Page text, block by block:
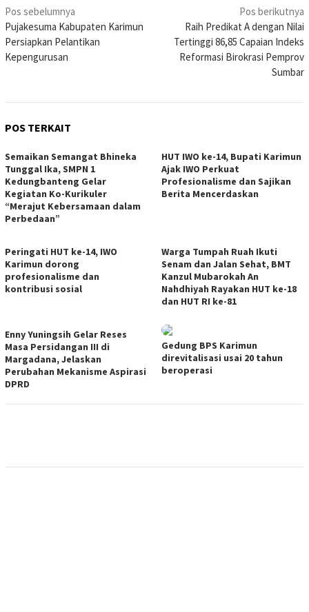
Navigasi
pos
Pos sebelumnya
Pujakesuma Kabupaten Karimun
Persiapkan Pelantikan
Kepengurusan
Pos berikutnya
Raih Predikat A dengan Nilai
Tertinggi 86,85 Capaian Indeks
Reformasi Birokrasi Pemprov
Sumbar
POS TERKAIT
Semaikan Semangat Bhineka
Tunggal Ika, SMPN 1
Kedungbanteng Gelar
Kegiatan Ko-Kurikuler
“Merajut Kebersamaan dalam
Perbedaan”
HUT IWO ke-14, Bupati Karimun
Ajak IWO Perkuat
Profesionalisme dan Sajikan
Berita Mencerdaskan
Peringati HUT ke-14, IWO
Karimun dorong
profesionalisme dan
kontribusi sosial
Warga Tumpah Ruah Ikuti
Senam dan Jalan Sehat, BMT
Kanzul Mubarokah An
Nahdhiyah Rayakan HUT ke-18
dan HUT RI ke-81
Enny Yuningsih Gelar Reses
Masa Persidangan III di
Margadana, Jelaskan
Perubahan Mekanisme Aspirasi
DPRD
Gedung BPS Karimun
direvitalisasi usai 20 tahun
beroperasi